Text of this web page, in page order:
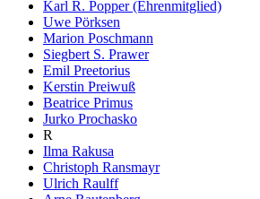
Karl R. Popper (Ehrenmitglied)
Uwe Pörksen
Marion Poschmann
Siegbert S. Prawer
Emil Preetorius
Kerstin Preiwuß
Beatrice Primus
Jurko Prochasko
R
Ilma Rakusa
Christoph Ransmayr
Ulrich Raulff